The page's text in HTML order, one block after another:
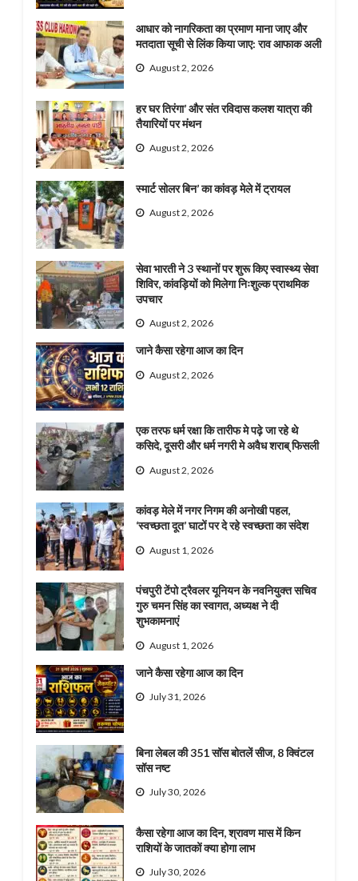
आधार को नागरिकता का प्रमाण माना जाए और
मतदाता सूची से लिंक किया जाए: राव आफाक अली
August 2, 2026
हर घर तिरंगा’ और संत रविदास कलश यात्रा की
तैयारियों पर मंथन
August 2, 2026
स्मार्ट सोलर बिन’ का कांवड़ मेले में ट्रायल
August 2, 2026
सेवा भारती ने 3 स्थानों पर शुरू किए स्वास्थ्य सेवा
शिविर, कांवड़ियों को मिलेगा निःशुल्क प्राथमिक
उपचार
August 2, 2026
जाने कैसा रहेगा आज का दिन
August 2, 2026
एक तरफ धर्म रक्षा कि तारीफ मे पढ़े जा रहे थे
कसिदे, दूसरी और धर्म नगरी मे अवैध शराब् फिसली
August 2, 2026
कांवड़ मेले में नगर निगम की अनोखी पहल,
‘स्वच्छता दूत’ घाटों पर दे रहे स्वच्छता का संदेश
August 1, 2026
पंचपुरी टेंपो ट्रैवलर यूनियन के नवनियुक्त सचिव
गुरु चमन सिंह का स्वागत, अध्यक्ष ने दी
शुभकामनाएं
August 1, 2026
जाने कैसा रहेगा आज का दिन
July 31, 2026
बिना लेबल की 351 सॉस बोतलें सीज, 8 क्विंटल
सॉस नष्ट
July 30, 2026
कैसा रहेगा आज का दिन, श्रावण मास में किन
राशियों के जातकों क्या होगा लाभ
July 30, 2026